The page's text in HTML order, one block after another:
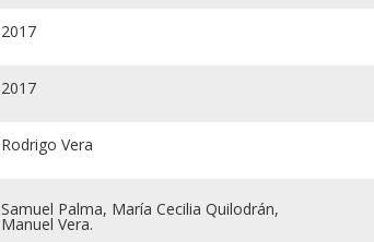
2017
2017
Rodrigo Vera
Samuel Palma, María Cecilia Quilodrán,
Manuel Vera.